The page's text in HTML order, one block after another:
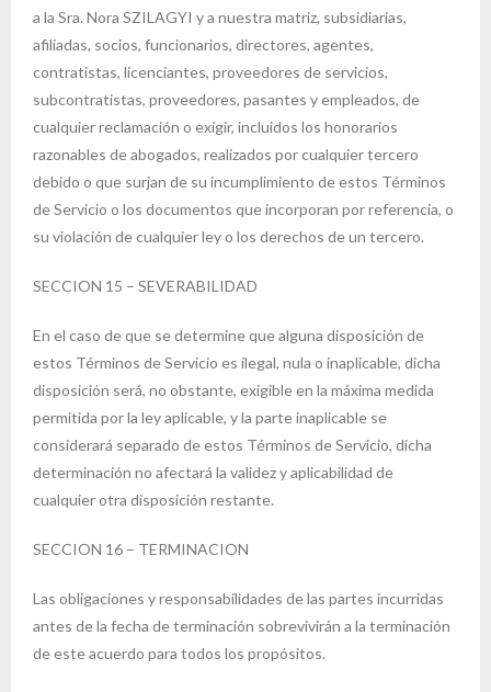
a la Sra. Nora SZILAGYI y a nuestra matriz, subsidiarias,
afiliadas, socios, funcionarios, directores, agentes,
contratistas, licenciantes, proveedores de servicios,
subcontratistas, proveedores, pasantes y empleados, de
cualquier reclamación o exigir, incluidos los honorarios
razonables de abogados, realizados por cualquier tercero
debido o que surjan de su incumplimiento de estos Términos
de Servicio o los documentos que incorporan por referencia, o
su violación de cualquier ley o los derechos de un tercero.
SECCION 15 – SEVERABILIDAD
En el caso de que se determine que alguna disposición de
estos Términos de Servicio es ilegal, nula o inaplicable, dicha
disposición será, no obstante, exigible en la máxima medida
permitida por la ley aplicable, y la parte inaplicable se
considerará separado de estos Términos de Servicio, dicha
determinación no afectará la validez y aplicabilidad de
cualquier otra disposición restante.
SECCION 16 – TERMINACION
Las obligaciones y responsabilidades de las partes incurridas
antes de la fecha de terminación sobrevivirán a la terminación
de este acuerdo para todos los propósitos.